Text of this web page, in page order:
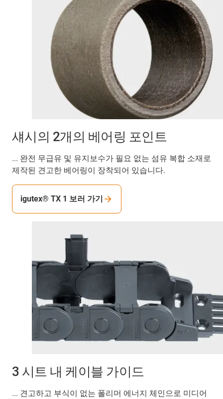
섀시의 2개의 베어링 포인트
... 완전 무급유 및 유지보수가 필요 없는 섬유 복합 소재로
제작된 견고한 베어링이 장착되어 있습니다.
igutex® TX 1 보러 가기
3 시트 내 케이블 가이드
... 견고하고 부식이 없는 폴리머 에너지 체인으로 미디어